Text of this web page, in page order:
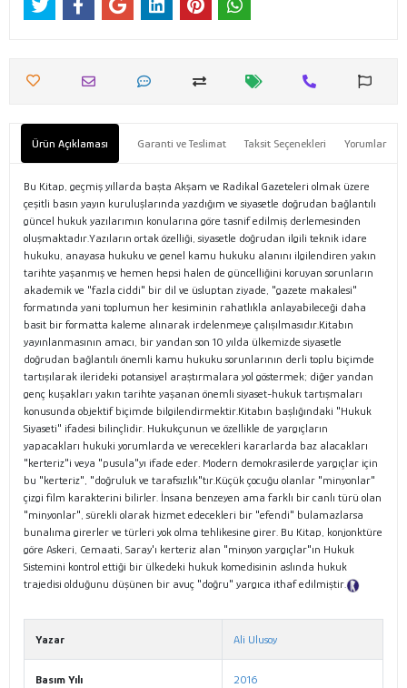
Ürün Açıklaması Garanti ve Teslimat Taksit Seçenekleri Yorumlar
Bu Kitap, geçmiş yıllarda başta Akşam ve Radikal Gazeteleri olmak üzere
çeşitli basın yayın kuruluşlarında yazdığım ve siyasetle doğrudan bağlantılı
güncel hukuk yazılarımın konularına göre tasnif edilmiş derlemesinden
oluşmaktadır.Yazıların ortak özelliği, siyasetle doğrudan ilgili teknik idare
hukuku, anayasa hukuku ve genel kamu hukuku alanını ilgilendiren yakın
tarihte yaşanmış ve hemen hepsi halen de güncelliğini koruyan sorunların
akademik ve "fazla ciddi" bir dil ve üsluptan ziyade, "gazete makalesi"
formatında yani toplumun her kesiminin rahatlıkla anlayabileceği daha
basit bir formatta kaleme alınarak irdelenmeye çalışılmasıdır.Kitabın
yayınlanmasının amacı, bir yandan son 10 yılda ülkemizde siyasetle
doğrudan bağlantılı önemli kamu hukuku sorunlarının derli toplu biçimde
tartışılarak ilerideki potansiyel araştırmalara yol göstermek; diğer yandan
genç kuşakları yakın tarihte yaşanan önemli siyaset-hukuk tartışmaları
konusunda objektif biçimde bilgilendirmektir.Kitabın başlığındaki "Hukuk
Siyaseti" ifadesi bilinçlidir. Hukukçunun ve özellikle de yargıçların
yapacakları hukuki yorumlarda ve verecekleri kararlarda baz alacakları
"kerteriz"i veya "pusula"yı ifade eder. Modern demokrasilerde yargıçlar için
bu "kerteriz", "doğruluk ve tarafsızlık"tır.Küçük çocuğu olanlar "minyonlar"
çizgi film karakterini bilirler. İnsana benzeyen ama farklı bir canlı türü olan
"minyonlar", sürekli olarak hizmet edecekleri bir "efendi" bulamazlarsa
bunalıma girerler ve türleri yok olma tehlikesine girer. Bu Kitap, konjonktüre
göre Askeri, Cemaati, Saray'ı kerteriz alan "minyon yargıçlar"ın Hukuk
Sistemini kontrol ettiği bir ülkedeki hukuk komedisinin aslında hukuk
trajedisi olduğunu düşünen bir avuç "doğru" yargıca ithaf edilmiştir.
Yazar Ali Ulusoy
Basım Yılı 2016